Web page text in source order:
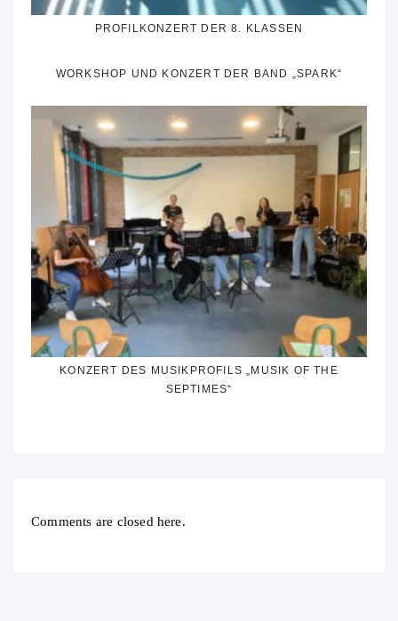
PROFILKONZERT DER 8. KLASSEN
WORKSHOP UND KONZERT DER BAND „SPARK“
KONZERT DES MUSIKPROFILS „MUSIK OF THE
SEPTIMES“
Comments are closed here.